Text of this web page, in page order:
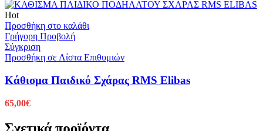
Hot
Προσθήκη στο καλάθι
Γρήγορη Προβολή
Σύγκριση
Προσθήκη σε Λίστα Επιθυμιών
Κάθισμα Παιδικό Σχάρας RMS Elibas
65,00€
Σχετικά προϊόντα